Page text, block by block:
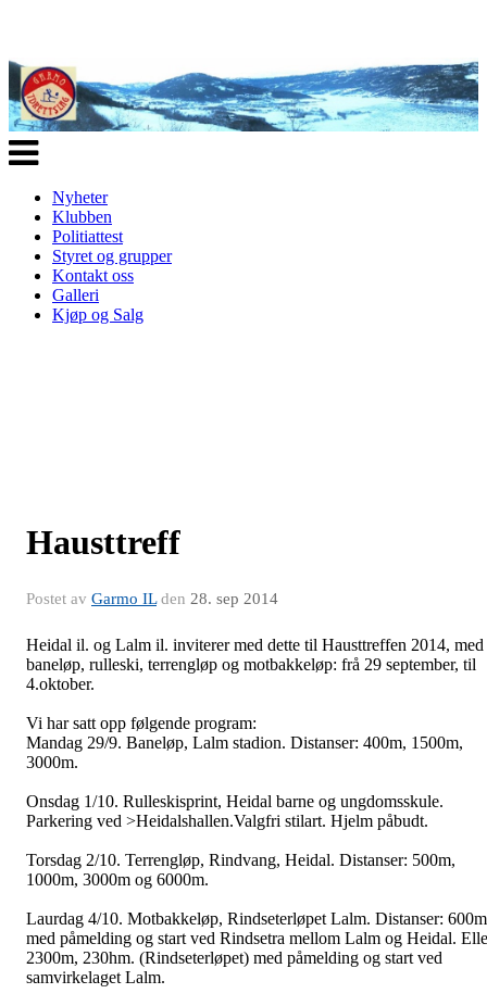
Veksle
navigasjon
Nyheter
Klubben
Politiattest
Styret og grupper
Kontakt oss
Galleri
Kjøp og Salg
Hausttreff
Postet av Garmo ILden 28. sep 2014
Heidal il. og Lalm il. inviterer med dette til Hausttreffen 2014, med
baneløp, rulleski, terrengløp og motbakkeløp: frå 29 september, til
4.oktober.
Vi har satt opp følgende program:
Mandag 29/9. Baneløp, Lalm stadion. Distanser: 400m, 1500m,
3000m.
Onsdag 1/10. Rulleskisprint, Heidal barne og ungdomsskule.
Parkering ved >Heidalshallen.Valgfri stilart. Hjelm påbudt.
Torsdag 2/10. Terrengløp, Rindvang, Heidal. Distanser: 500m,
1000m, 3000m og 6000m.
Laurdag 4/10. Motbakkeløp, Rindseterløpet Lalm. Distanser: 600m
med påmelding og start ved Rindsetra mellom Lalm og Heidal.
2300m, 230hm. (Rindseterløpet) med påmelding og start ved
samvirkelaget Lalm.